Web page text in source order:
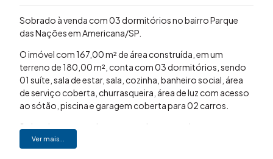
Sobrado à venda com 03 dormitórios no bairro Parque
das Nações em Americana/SP.
O imóvel com 167,00 m² de área construída, em um
terreno de 180,00 m², conta com 03 dormitórios, sendo
01 suíte, sala de estar, sala, cozinha, banheiro social, área
de serviço coberta, churrasqueira, área de luz com acesso
ao sótão, piscina e garagem coberta para 02 carros.
Sobrado com excelente aproveitamento dos espaços,
ambientes bem distribuídos e funcionais. Conta com área
de lazer com piscina e churrasqueira, ideal para momentos
Ver mais...